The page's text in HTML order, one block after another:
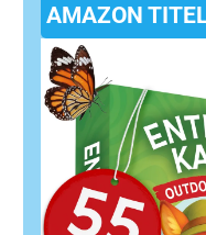
Überwache
kontinuierlich.
Warte nicht länger –
Optimization in deine
sichere dir deinen
Wie Generative
funktioniert und
Marketing wichtig
verstehen
AMAZON